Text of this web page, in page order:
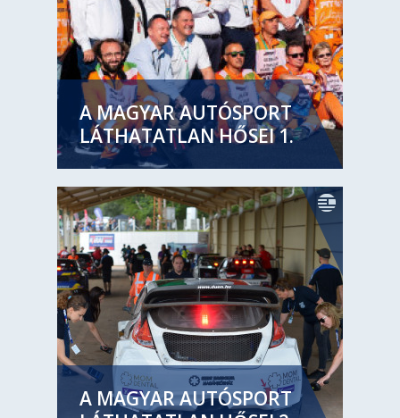
A MAGYAR AUTÓSPORT
LÁTHATATLAN HŐSEI 1.
A MAGYAR AUTÓSPORT